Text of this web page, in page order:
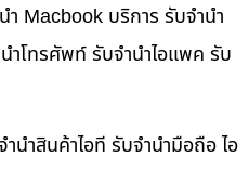
Macbook บริการ รับจำนำ
ำโทรศัพท์ รับจำนำไอแพค รับ
นำสินค้าไอที รับจำนำมือถือ ไอ